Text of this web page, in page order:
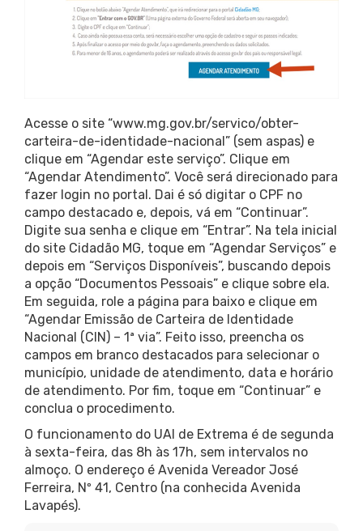
Acesse o site “www.mg.gov.br/servico/obter-
carteira-de-identidade-nacional” (sem aspas) e
clique em “Agendar este serviço”. Clique em
“Agendar Atendimento”. Você será direcionado para
fazer login no portal. Dai é só digitar o CPF no
campo destacado e, depois, vá em “Continuar”.
Digite sua senha e clique em “Entrar”. Na tela inicial
do site Cidadão MG, toque em “Agendar Serviços” e
depois em “Serviços Disponíveis”, buscando depois
a opção “Documentos Pessoais” e clique sobre ela.
Em seguida, role a página para baixo e clique em
“Agendar Emissão de Carteira de Identidade
Nacional (CIN) – 1ª via”. Feito isso, preencha os
campos em branco destacados para selecionar o
município, unidade de atendimento, data e horário
de atendimento. Por fim, toque em “Continuar” e
conclua o procedimento.
O funcionamento do UAI de Extrema é de segunda
à sexta-feira, das 8h às 17h, sem intervalos no
almoço. O endereço é Avenida Vereador José
Ferreira, Nº 41, Centro (na conhecida Avenida
Lavapés).